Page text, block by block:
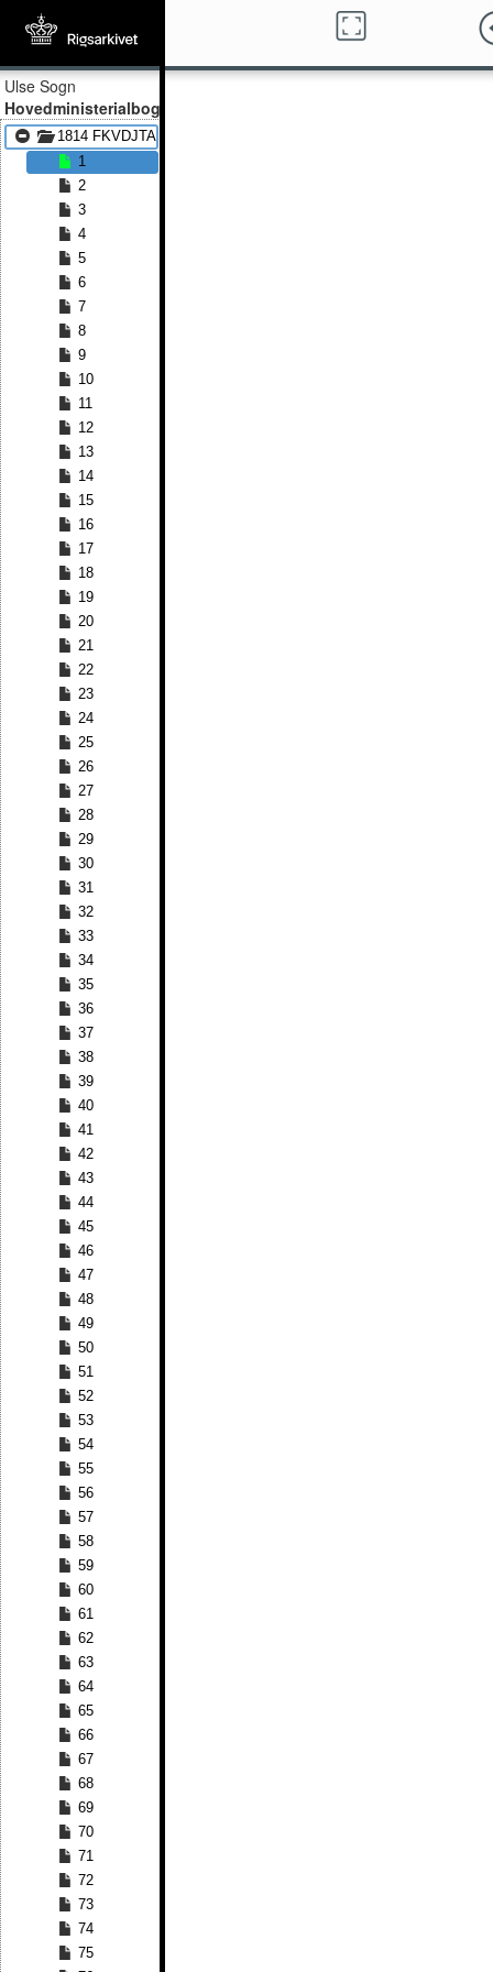
Ulse Sogn
Hovedministerialbog
1814 FKVDJTA - 1841 FKVDJTA
1
2
3
4
5
6
7
8
9
10
11
12
13
14
15
16
17
18
19
20
21
22
23
24
25
26
27
28
29
30
31
32
33
34
35
36
37
38
39
40
41
42
43
44
45
46
47
48
49
50
51
52
53
54
55
56
57
58
59
60
61
62
63
64
65
66
67
68
69
70
71
72
73
74
75